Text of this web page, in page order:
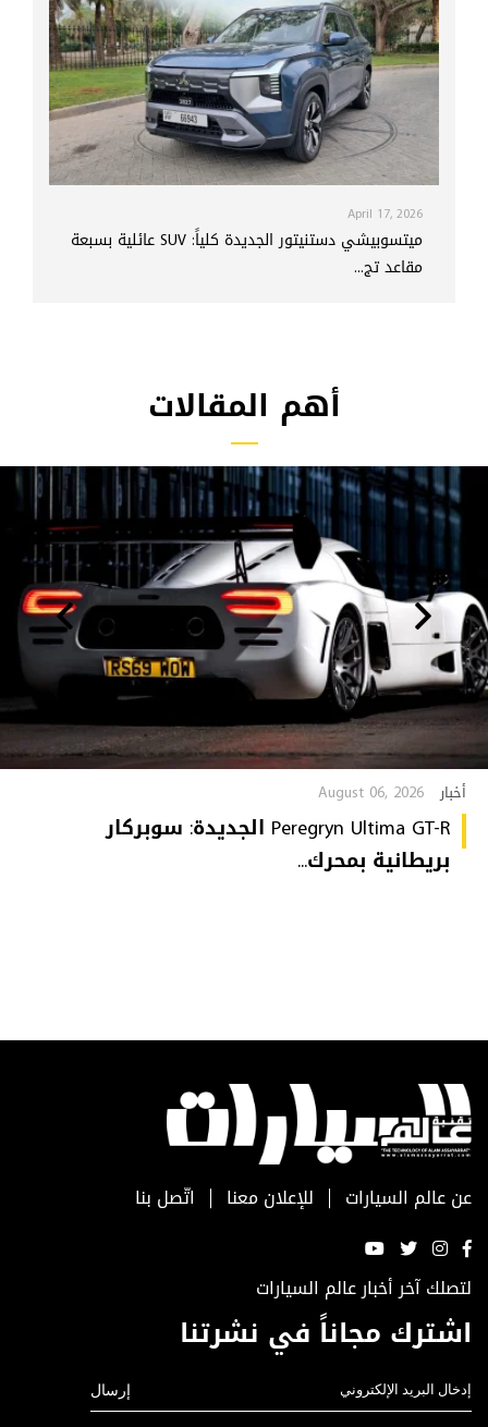
April 17, 2026
ميتسوبيشي دستنيتور الجديدة كلياً: SUV عائلية بسبعة
مقاعد تج...
أهم المقالات
أخبار August 06, 2026
Peregryn Ultima GT-R الجديدة: سوبركار
بريطانية بمحرك...
عن عالم السيارات للإعلان معنا اتّصل بنا
لتصلك آخر أخبار عالم السيارات
اشترك مجاناً في نشرتنا